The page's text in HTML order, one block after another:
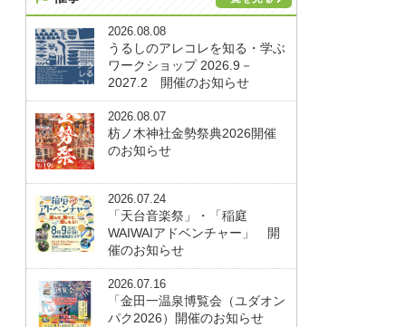
2026.08.08
うるしのアレコレを知る・学ぶ
ワークショップ 2026.9－
2027.2 開催のお知らせ
2026.08.07
枋ノ木神社金勢祭典2026開催
のお知らせ
2026.07.24
「天台音楽祭」・「稲庭
WAIWAIアドベンチャー」 開
催のお知らせ
2026.07.16
「金田一温泉博覧会（ユダオン
パク2026）開催のお知らせ